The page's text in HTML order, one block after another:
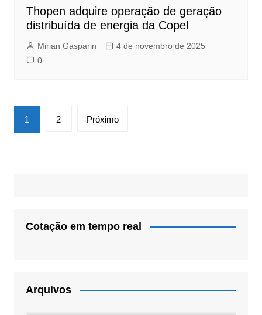
Thopen adquire operação de geração
distribuída de energia da Copel
Mirian Gasparin
4 de novembro de 2025
0
Navegação
por
1 2 Próximo
Cotação em tempo real
Arquivos